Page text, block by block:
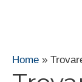
Home »